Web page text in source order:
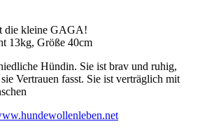
die kleine GAGA!
13kg, Größe 40cm
Hündin. Sie ist brav und ruhig,
Vertrauen fasst. Sie ist verträglich mit